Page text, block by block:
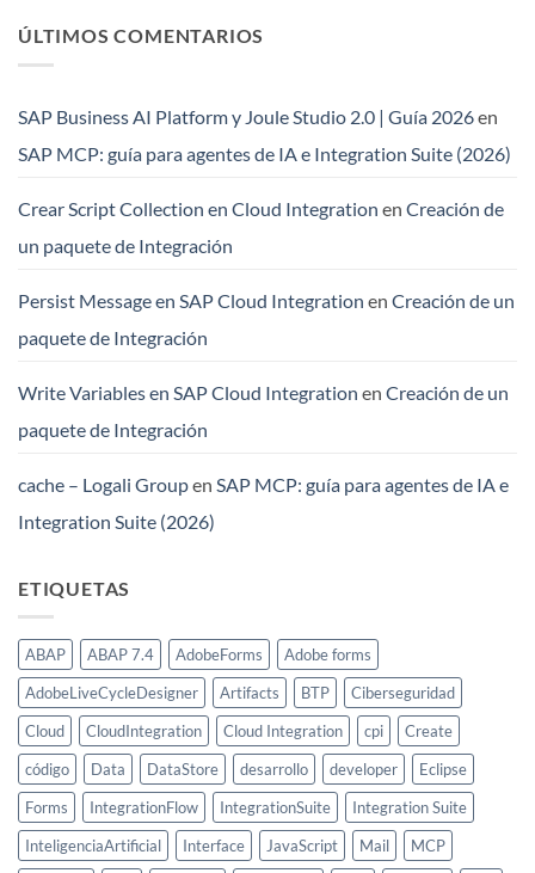
ÚLTIMOS COMENTARIOS
SAP Business AI Platform y Joule Studio 2.0 | Guía 2026en
SAP MCP: guía para agentes de IA e Integration Suite (2026)
Crear Script Collection en Cloud Integration en Creación de
un paquete de Integración
Persist Message en SAP Cloud Integration en Creación de un
paquete de Integración
Write Variables en SAP Cloud Integration en Creación de un
paquete de Integración
cache – Logali Groupen SAP MCP: guía para agentes de IA e
Integration Suite (2026)
ETIQUETAS
ABAP ABAP 7.4 AdobeForms
Adobe forms
AdobeLiveCycleDesigner
Artifacts BTP
Ciberseguridad
Cloud
CloudIntegration Cloud Integration cpi
Create
código
Data DataStore desarrollo developer
Eclipse
Forms
IntegrationFlow IntegrationSuite
Integration Suite
InteligenciaArtificial
Interface JavaScript Mail
MCP